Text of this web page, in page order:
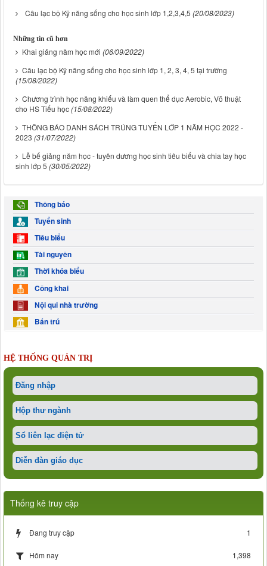
Câu lạc bộ Kỹ năng sống cho học sinh lớp 1,2,3,4,5 (20/08/2023)
Những tin cũ hơn
Khai giảng năm học mới (06/09/2022)
Câu lạc bộ Kỹ năng sống cho học sinh lớp 1, 2, 3, 4, 5 tại trường
(15/08/2022)
Chương trình học năng khiếu và làm quen thể dục Aerobic, Võ thuật
cho HS Tiểu học(15/08/2022)
THÔNG BÁO DANH SÁCH TRÚNG TUYỂN LỚP 1 NĂM HỌC 2022 -
2023 (31/07/2022)
Lễ bế giảng năm học - tuyên dương học sinh tiêu biểu và chia tay học
sinh lớp 5 (30/05/2022)
Thông báo
Tuyển sinh
Tiêu biểu
Tài nguyên
Thời khóa biểu
Công khai
Nội qui nhà trường
Bán trú
HỆ THỐNG QUẢN TRỊ
Đăng nhập
Hộp thư ngành
Sổ liên lạc điện tử
Diễn đàn giáo dục
Thống kê truy cập
Đang truy cập 1
Hôm nay
1,398